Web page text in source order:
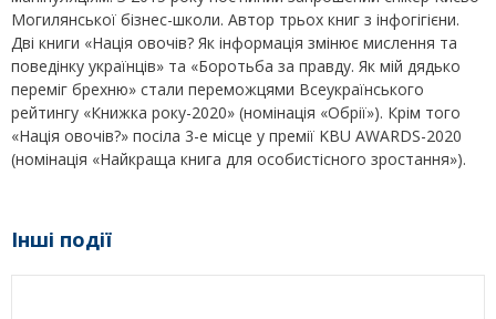
Могилянської бізнес-школи. Автор трьох книг з інфогігієни.
Дві книги «Нація овочів? Як інформація змінює мислення та
поведінку українців» та «Боротьба за правду. Як мій дядько
переміг брехню» стали переможцями Всеукраїнського
рейтингу «Книжка року-2020» (номінація «Обрії»). Крім того
«Нація овочів?» посіла 3-е місце у премії KBU AWARDS-2020
(номінація «Найкраща книга для особистісного зростання»).
Інші події